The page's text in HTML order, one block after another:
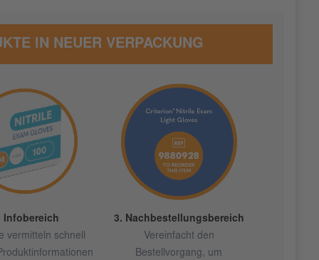
IN NEUER VERPACKUNG
Infobereich
vermitteln schnell
3. Nachbestellungsbereich
Vereinfacht den
Bestellvorgang, um